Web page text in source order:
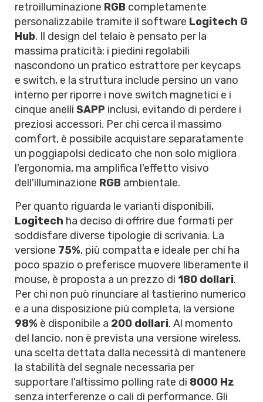
retroilluminazione RGB completamente
personalizzabile tramite il software Logitech G
Hub. Il design del telaio è pensato per la
massima praticità: i piedini regolabili
nascondono un pratico estrattore per keycaps
e switch, e la struttura include persino un vano
interno per riporre i nove switch magnetici e i
cinque anelli SAPP inclusi, evitando di perdere i
preziosi accessori. Per chi cerca il massimo
comfort, è possibile acquistare separatamente
un poggiapolsi dedicato che non solo migliora
l'ergonomia, ma amplifica l'effetto visivo
dell'illuminazione RGB ambientale.
Per quanto riguarda le varianti disponibili,
Logitech ha deciso di offrire due formati per
soddisfare diverse tipologie di scrivania. La
versione 75%, più compatta e ideale per chi ha
poco spazio o preferisce muovere liberamente il
mouse, è proposta a un prezzo di 180 dollari.
Per chi non può rinunciare al tastierino numerico
e a una disposizione più completa, la versione
98% è disponibile a 200 dollari. Al momento
del lancio, non è prevista una versione wireless,
una scelta dettata dalla necessità di mantenere
la stabilità del segnale necessaria per
supportare l'altissimo polling rate di 8000 Hz
senza interferenze o cali di performance. Gli